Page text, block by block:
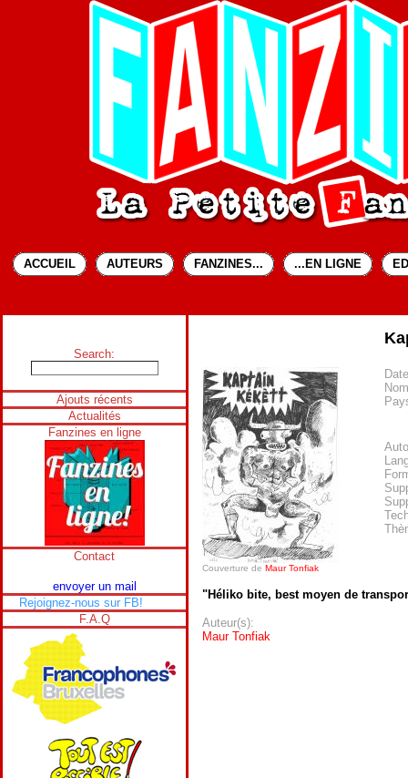
ACCUEIL AUTEURS FANZINES... ...EN LIGNE
Search:
Ajouts récents
Actualités
Fanzines en ligne
Contact
envoyer un mail
Rejoignez-nous sur FB!
F.A.Q
Couverture de Maur Tonfiak
"Héliko bite, best moyen de
Auteur(s):
Maur Tonfiak